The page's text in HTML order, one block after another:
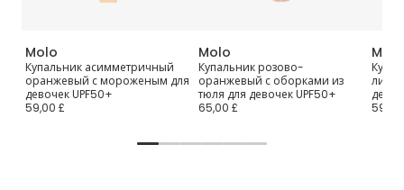
Molo
Купальник асимметричный
оранжевый с мороженым для
девочек UPF50+
59,00 £
Molo
Купальник розово-
оранжевый с оборками из
тюля для девочек UPF50+
65,00 £
Molo
59,00